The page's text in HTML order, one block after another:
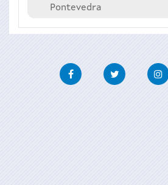
Pontevedra
FacebookTwitter